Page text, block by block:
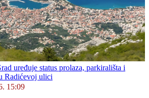
uređuje status prolaza, parkirališta i
Radićevoj ulici
15:09